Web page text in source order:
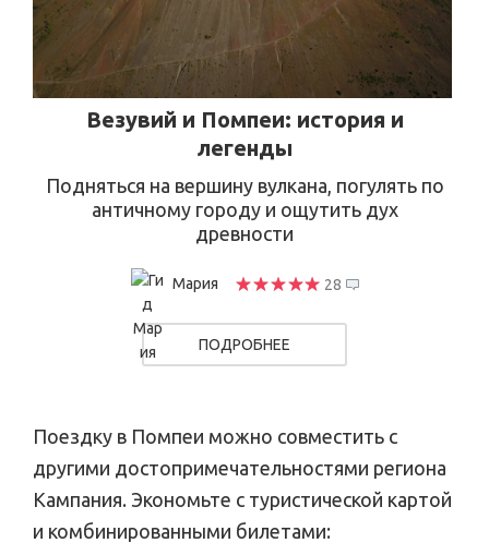
Везувий и Помпеи: история и
легенды
Подняться на вершину вулкана, погулять по
античному городу и ощутить дух
древности
Мария 28
ПОДРОБНЕЕ
Поездку в Помпеи можно совместить с
другими достопримечательностями региона
Кампания. Экономьте с туристической картой
и комбинированными билетами: